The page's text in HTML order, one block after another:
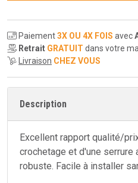
Paiement3X OU 4X FOIS avec
Retrait GRATUIT dans votre
Livraison CHEZ VOUS
Description
Excellent rapport qualité/
crochetage et d'une serrure
robuste. Facile à installer